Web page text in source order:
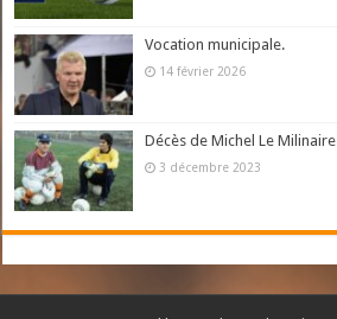
Vocation municipale.
14 février 2026
Décès de Michel Le Milinaire
3 décembre 2023